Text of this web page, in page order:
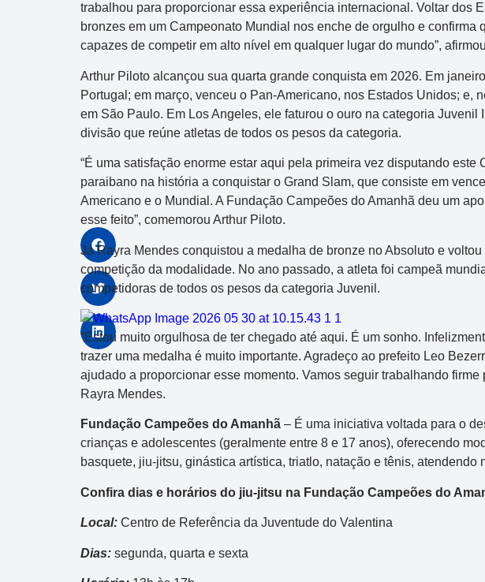
trabalhou para proporcionar essa experiência internacional. Voltar dos
bronzes em um Campeonato Mundial nos enche de orgulho e confirma
capazes de competir em alto nível em qualquer lugar do mundo”,
Arthur Piloto alcançou sua quarta grande conquista em 2026. Em
Portugal; em março, venceu o Pan-Americano, nos Estados Unidos; e,
em São Paulo. Em Los Angeles, ele faturou o ouro na categoria Juvenil
divisão que reúne atletas de todos os pesos da categoria.
“É uma satisfação enorme estar aqui pela primeira vez disputando
paraibano na história a conquistar o Grand Slam, que consiste em
Americano e o Mundial. A Fundação Campeões do Amanhã deu um
esse feito”, comemorou Arthur Piloto.
Já Rayra Mendes conquistou a medalha de bronze no Absoluto e
competição da modalidade. No ano passado, a atleta foi campeã
competidoras de todos os pesos da categoria Juvenil.
“Estou muito orgulhosa de ter chegado até aqui. É um sonho.
trazer uma medalha é muito importante. Agradeço ao prefeito Leo
ajudado a proporcionar esse momento. Vamos seguir trabalhando
Rayra Mendes.
Fundação Campeões do Amanhã – É uma iniciativa voltada para o
crianças e adolescentes (geralmente entre 8 e 17 anos), oferecendo
basquete, jiu-jitsu, ginástica artística, triatlo, natação e tênis, atendendo
Confira dias e horários do jiu-jitsu na Fundação Campeões do
Local: Centro de Referência da Juventude do Valentina
Dias: segunda, quarta e sexta